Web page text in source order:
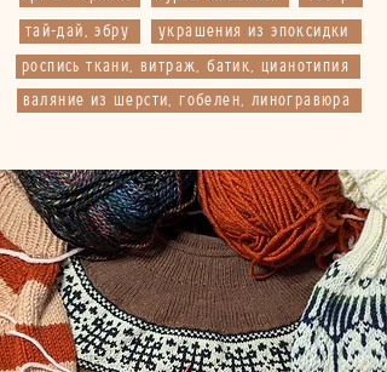
украшения из эпоксидки
тай-дай, эбру
роспись ткани, витраж, батик, цианотипия
валяние из шерсти, гобелен, линогравюра